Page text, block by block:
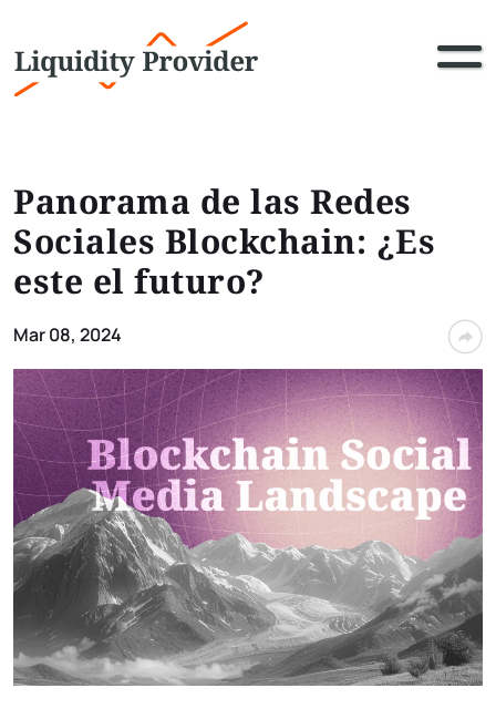
Panorama de las Redes
Sociales Blockchain: ¿Es
este el futuro?
Mar 08, 2024